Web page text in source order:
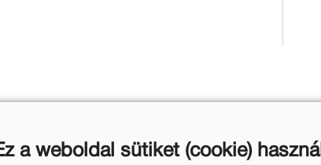
a weboldal sütiket (cookie) használ